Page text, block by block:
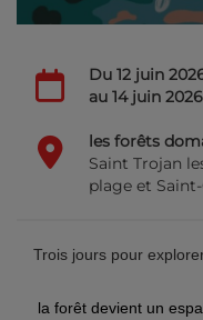
Du 12 juin
au 14 juin 2026
les forêts
Saint Trojan
plage et
Trois jours pour
la forêt devient un